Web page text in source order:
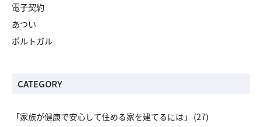
電子契約
あつい
ポルトガル
CATEGORY
「家族が健康で安心して住める家を建てるには」 (27)